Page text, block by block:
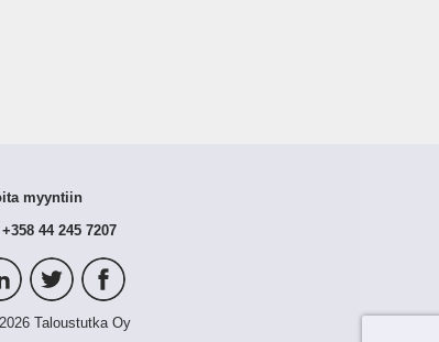
myyntiin
+358 44 245 7207
Taloustutka Oy